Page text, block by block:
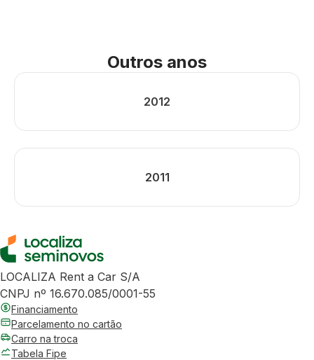
Outros anos
2012
2011
LOCALIZA Rent a Car S/A
CNPJ nº 16.670.085/0001-55
Financiamento
Parcelamento no cartão
Carro na troca
Tabela Fipe